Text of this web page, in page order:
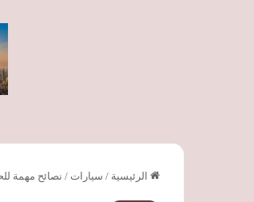
الرئيسية / سيارات / نصائح مهمة